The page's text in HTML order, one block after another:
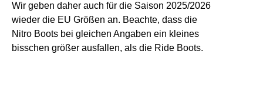
Wir geben daher auch für die Saison 2025/2026
wieder die EU Größen an. Beachte, dass die
Nitro Boots bei gleichen Angaben ein kleines
bisschen größer ausfallen, als die Ride Boots.